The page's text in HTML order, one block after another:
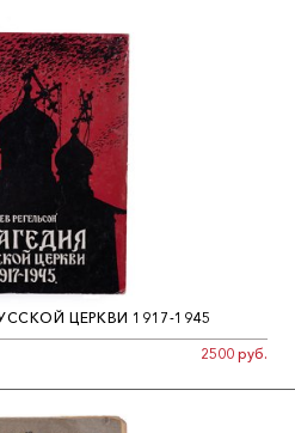
ЦЕРКВИ 1917-1945
2500 руб.